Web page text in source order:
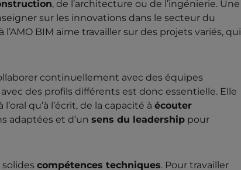
, de l’architecture ou de l’ingénierie. Une
sur les innovations dans le secteur du
BIM aime travailler sur des projets variés, qui
continuellement avec des équipes
des profils différents est donc essentielle. Elle
l’oral qu’à l’écrit, de la capacité à écouter
adaptées et d’un sens du leadership pour
compétences techniques. Pour travailler